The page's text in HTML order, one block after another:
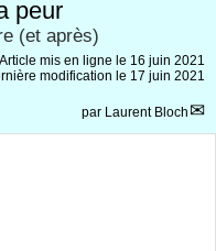
peur
(et après)
Article mis en ligne le 16 juin 2021
modification le 17 juin 2021
par Laurent Bloch